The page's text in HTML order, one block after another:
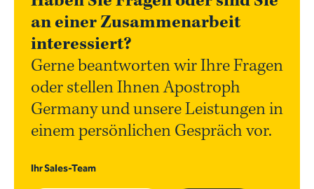
an einer Zusammenarbeit
interessiert?
Gerne beantworten wir Ihre Fragen
oder stellen Ihnen Apostroph
Germany und unsere Leistungen in
einem persönlichen Gespräch vor.
Ihr Sales-Team